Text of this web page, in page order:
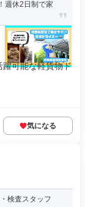
週休2日制で家
可能な軽貨物ド
気になる
検査スタッフ